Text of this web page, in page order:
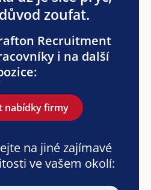
zoufat.
Recruitment
i na další
nabídky firmy
na jiné zajímavé
ve vašem okolí: